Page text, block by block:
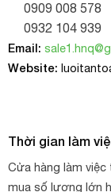
0909 008 578
0932 104 939
Email:
Website:
Thời gian làm
Cửa hàng làm việc
mua số lượng lớn